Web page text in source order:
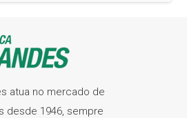
atua no mercado de
desde 1946, sempre